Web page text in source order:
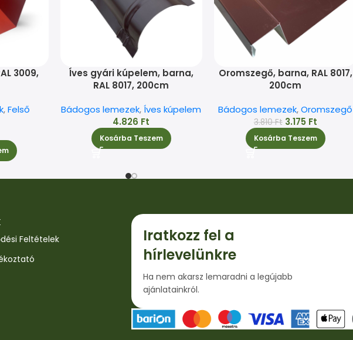
3009,
,Felső
Íves gyári kúpelem, barna,
RAL 8017, 200cm
Bádogos lemezek,Íves kúpelem
4.826 Ft
Kosárba Teszem
Oromszegő, barna, RAL 8017,
200cm
Bádogos lemezek,Oromszegő
3.810Ft 3.175 Ft
Kosárba Teszem
Feltételek
Iratkozz fel a
hírlevelünkre
Ha nem akarsz lemaradni a legújabb
ajánlatainkról.